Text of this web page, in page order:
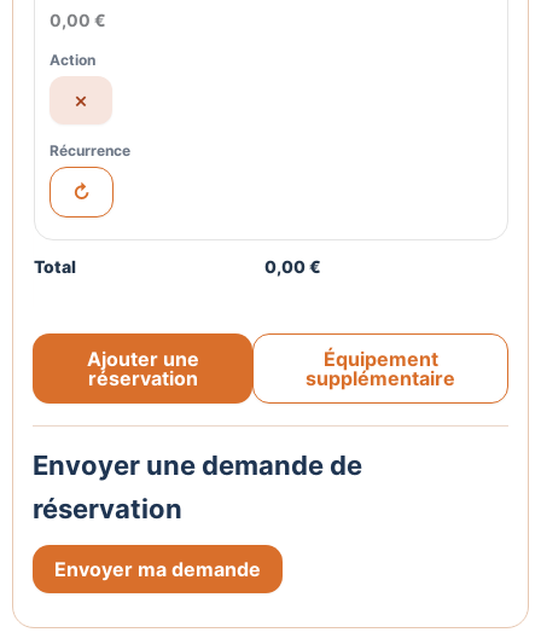
0,00 €
×
↻
Total 0,00 €
Ajouter une
réservation
Équipement
supplémentaire
Envoyer une demande de
réservation
Envoyer ma demande